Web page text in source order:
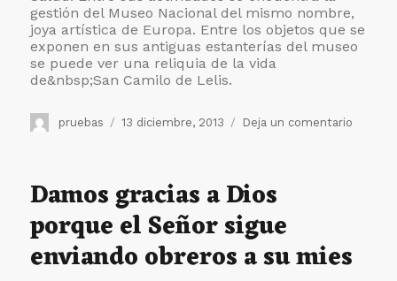
gestión del Museo Nacional del mismo nombre,
joya artística de Europa. Entre los objetos que se
exponen en sus antiguas estanterías del museo
se puede ver una reliquia de la vida
de&nbsp;San Camilo de Lelis.
Autor
pruebas
Publicado
13 diciembre, 2013 Deja un comentario
Damos gracias a Dios
porque el Señor sigue
enviando obreros a su mies